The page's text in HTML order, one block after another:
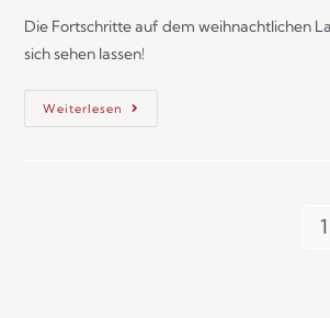
Die Fortschritte auf dem weihnachtlichen
sich sehen lassen!
Weiterlesen
1